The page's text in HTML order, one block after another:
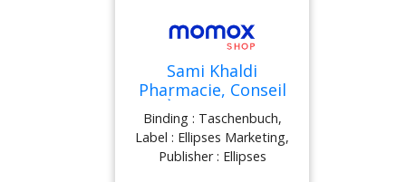
Sami Khaldi
Pharmacie, Conseil
À L'Officine :
L'Essentiel : Guide
Pratique Des
Connaissances
Binding : Taschenbuch,
Label : Ellipses Marketing,
Publisher : Ellipses